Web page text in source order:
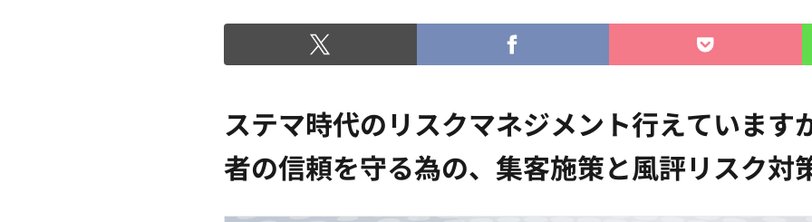
ステマ時代のリスクマネジメント行えています
者の信頼を守る為の、集客施策と風評リスク対